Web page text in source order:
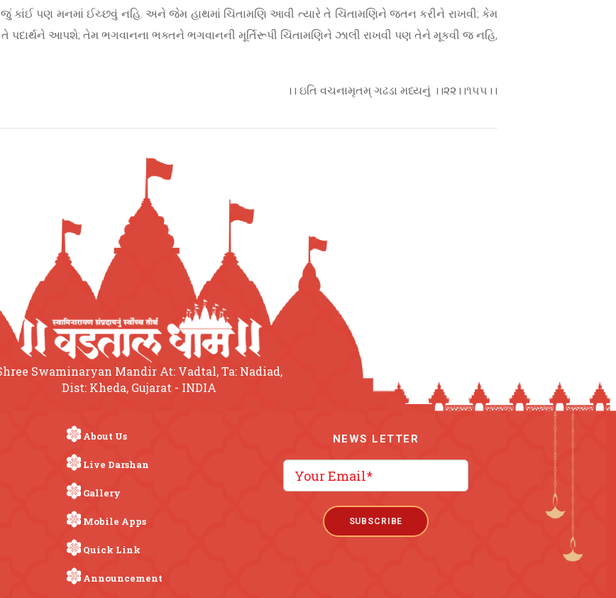
કાંઈ પણ મનમાં ઈચ્છવું નહિ. અને જેમ હાથમાં ચિંતામણિ આવી ત્યારે તે ચિંતામણિને જતન કરીને રાખવી; કેમ
પદાર્થને આપશે; તેમ ભગવાનના ભક્તને ભગવાનની મૂર્તિરૂપી ચિંતામણિને ઝાલી રાખવી પણ તેને મૂકવી જ નહિ,
।। ઇતિ વચનામૃતમ્ ગઢડા મધ્યનું ।।૨૨।।૧૫૫।।
Swaminaryan Mandir At: Vadtal, Ta: Nadiad,
Dist: Kheda, Gujarat - INDIA
About Us
Live Darshan
Gallery
Mobile Apps
Quick Link
Announcement
NEWS LETTER